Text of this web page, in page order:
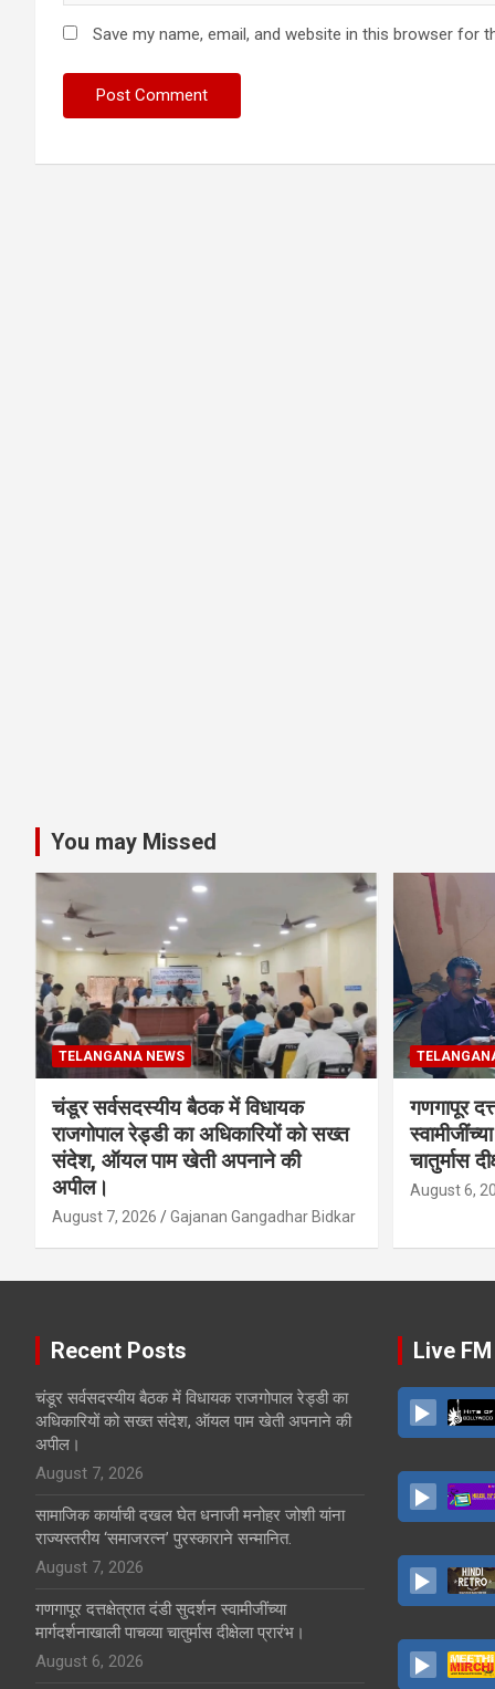
Save my name, email, and website in this browser for
You may Missed
TELANGANA NEWS
चंडूर सर्वसदस्यीय बैठक में विधायक
राजगोपाल रेड्डी का अधिकारियों को सख्त
संदेश, ऑयल पाम खेती अपनाने की
अपील।
August 7, 2026 Gajanan Gangadhar Bidkar
गणगापूर
चातुर्मास
August 6,
Recent Posts
चंडूर सर्वसदस्यीय बैठक में विधायक राजगोपाल रेड्डी का
अधिकारियों को सख्त संदेश, ऑयल पाम खेती अपनाने की
अपील।
August 7, 2026
सामाजिक कार्याची दखल घेत धनाजी मनोहर जोशी यांना
राज्यस्तरीय ‘समाजरत्न’ पुरस्काराने सन्मानित.
August 7, 2026
गणगापूर दत्तक्षेत्रात दंडी सुदर्शन स्वामीजींच्या
मार्गदर्शनाखाली पाचव्या चातुर्मास दीक्षेला प्रारंभ।
August 6, 2026
Live